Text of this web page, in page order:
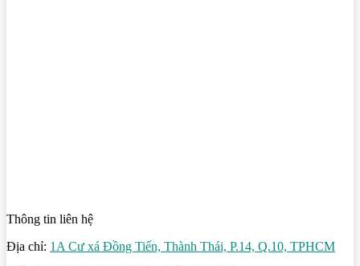
Thông tin liên hệ
Địa chỉ: 1A Cư xá Đồng Tiến, Thành Thái, P.14, Q.10, TPHCM